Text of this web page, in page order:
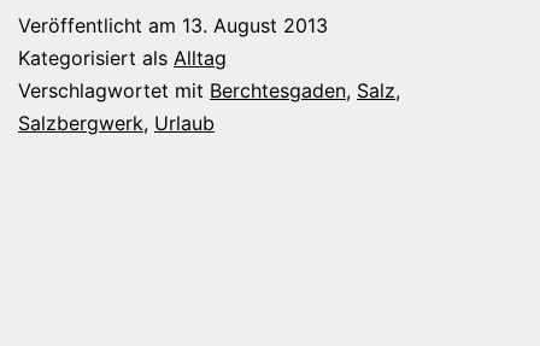
Veröffentlicht am 13. August 2013
Kategorisiert als Alltag
Verschlagwortet mit Berchtesgaden, Salz,
Salzbergwerk, Urlaub